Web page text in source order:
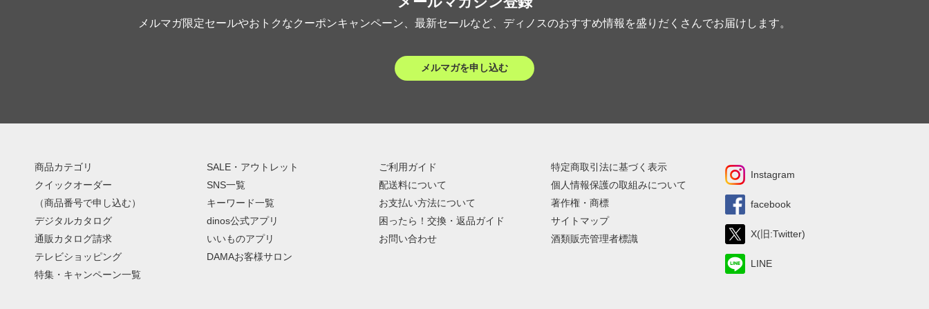
メルマガ限定セールやおトクなクーポンキャンペーン、最新セールなど、ディノスのおすすめ情報を盛りだくさんでお届けします。
メルマガを申し込む
商品カテゴリ
クイックオーダー
（商品番号で申し込む）
デジタルカタログ
通販カタログ請求
テレビショッピング
特集・キャンペーン一覧
SALE・アウトレット
SNS一覧
キーワード一覧
dinos公式アプリ
いいものアプリ
DAMAお客様サロン
ご利用ガイド
配送料について
お支払い方法について
困ったら！交換・返品ガイド
お問い合わせ
特定商取引法に基づく表示
個人情報保護の取組みについて
著作権・商標
サイトマップ
酒類販売管理者標識
Instagram
facebook
X(旧:Twitter)
LINE